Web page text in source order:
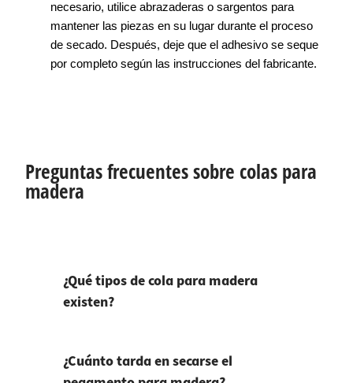
necesario, utilice abrazaderas o sargentos para
mantener las piezas en su lugar durante el proceso
de secado. Después, deje que el adhesivo se seque
por completo según las instrucciones del fabricante.
Preguntas frecuentes sobre colas para
madera
¿Qué tipos de cola para madera
existen?
¿Cuánto tarda en secarse el